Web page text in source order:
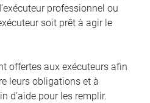
professionnel ou
soit prêt à agir le
offertes aux exécuteurs afin
leurs obligations et à
d’aide pour les remplir.